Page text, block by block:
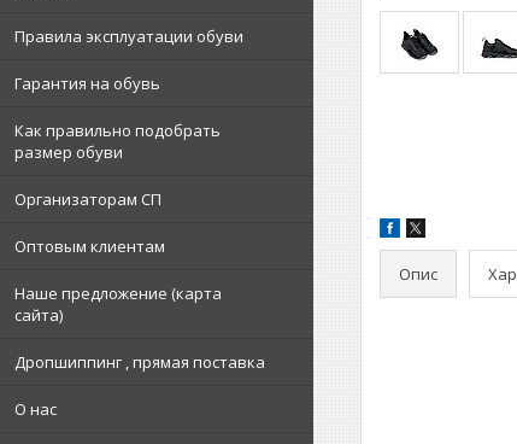
Правила эксплуатации обуви
Гарантия на обувь
Как правильно подобрать
размер обуви
Организаторам СП
Оптовым клиентам
Наше предложение (карта
сайта)
Дропшиппинг , прямая поставка
О нас
Опис